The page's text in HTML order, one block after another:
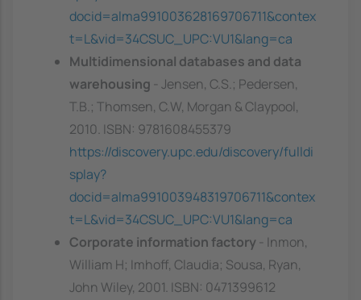
docid=alma991003628169706711&contex
t=L&vid=34CSUC_UPC:VU1&lang=ca
Multidimensional databases and data
warehousing
- Jensen, C.S.; Pedersen,
T.B.; Thomsen, C.W, Morgan & Claypool,
2010. ISBN: 9781608455379
https://discovery.upc.edu/discovery/fulldi
splay?
docid=alma991003948319706711&contex
t=L&vid=34CSUC_UPC:VU1&lang=ca
Corporate information factory
- Inmon,
William H; Imhoff, Claudia; Sousa, Ryan,
John Wiley, 2001. ISBN: 0471399612